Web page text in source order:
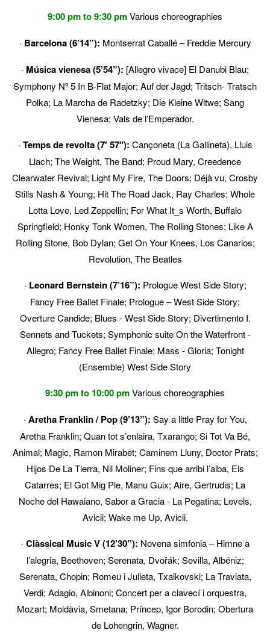
9:00 pm to 9:30 pmVarious choreographies
· Barcelona (6’14”): Montserrat Caballé – Freddie Mercury
· Música vienesa (5’54”): [Allegro vivace] El Danubi Blau;
Symphony Nº 5 In B‐Flat Major; Auf der Jagd; Tritsch‐Tratsch
Polka; La Marcha de Radetzky; Die Kleine Witwe; Sang
Vienesa; Vals de l’Emperador.
· Temps de revolta (7′ 57″): Cançoneta (La Gallineta), Lluis
Llach; The Weight, The Band; Proud Mary, Creedence
Clearwater Revival; Light My Fire, The Doors; Déjà vu, Crosby
Stills Nash & Young; Hit The Road Jack, Ray Charles; Whole
Lotta Love, Led Zeppellin; For What It_s Worth, Buffalo
Springfield; Honky Tonk Women, The Rolling Stones; Like A
Rolling Stone, Bob Dylan; Get On Your Knees, Los Canarios;
Revolution, The Beatles
· Leonard Bernstein (7’16”): Prologue West Side Story;
Fancy Free Ballet Finale; Prologue – West Side Story;
Overture Candide; Blues ‐West Side Story; Divertimento I.
Sennets and Tuckets; Symphonic suite On the Waterfront‐
Allegro; Fancy Free Ballet Finale; Mass ‐Gloria; Tonight
(Ensemble) West Side Story
9:30 pm to 10:00 pmVarious choreographies
· Aretha Franklin / Pop (9’13”): Say a little Pray for You,
Aretha Franklin; Quan tot s’enlaira, Txarango; Si Tot Va Bé,
Animal; Magic, Ramon Mirabet; Caminem Lluny, Doctor Prats;
Hijos De La Tierra, Nil Moliner; Fins que arribi l’alba, Els
Catarres; El Got Mig Ple, Manu Guix; Aire, Gertrudis; La
Noche del Hawaiano, Sabor a Gracia‐La Pegatina; Levels,
Avicii; Wake me Up, Avicii.
· Clàssical Music V (12’30”): Novena simfonia – Himne a
l’alegria, Beethoven; Serenata, Dvořák; Sevilla, Albéniz;
Serenata, Chopin; Romeu i Julieta, Txaikovski; La Traviata,
Verdi; Adagio, Albinoni; Concert per a clavecí i orquestra,
Mozart; Moldàvia, Smetana; Príncep, Igor Borodin; Obertura
de Lohengrin, Wagner.